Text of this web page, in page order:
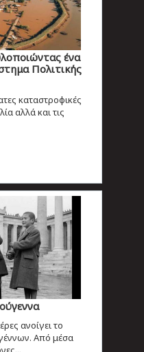
ένα
Πολιτικής
καταστροφικές
αλλά και τις
ανοίγει το
Από μέσα